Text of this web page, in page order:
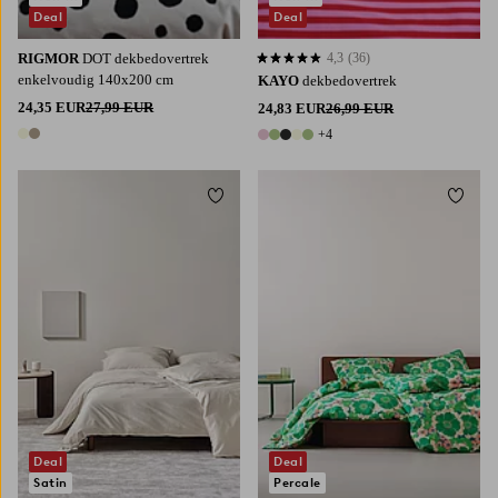
RIGMOR DOT dekbedovertrek
enkelvoudig 140x200 cm
24,35 EUR27,99 EUR
2 kleuren
Deal
KAYO dekbedovertrek
24,83 EUR26,99 EUR
9 kleuren
+4
4,3 op basis van 36 beoordelingen
4,3 (36)
Deal
Deal
Satin
Toevoegen aan favorieten
Deal
Percale